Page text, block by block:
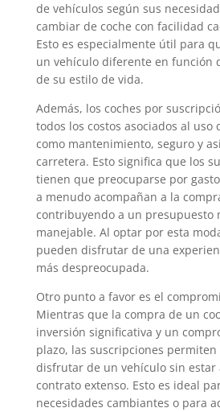
de vehículos según sus
cambiar de coche con facilidad
Esto es especialmente útil para
un vehículo diferente en función
de su estilo de vida.
Además, los coches por
todos los costos asociados al uso
como mantenimiento, seguro y
carretera. Esto significa que los
tienen que preocuparse por
a menudo acompañan a la
contribuyendo a un presupuesto
manejable. Al optar por esta
pueden disfrutar de una
más despreocupada.
Otro punto a favor es el
Mientras que la compra de un
inversión significativa y un
plazo, las suscripciones permiten
disfrutar de un vehículo sin estar
contrato extenso. Esto es ideal
necesidades cambiantes o para